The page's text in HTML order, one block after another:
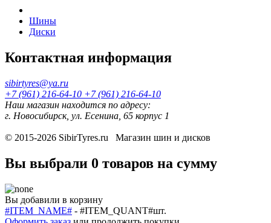
Шины
Диски
Контактная информация
sibirtyres@ya.ru
+7 (961) 216-64-10 +7 (961) 216-64-10
Наш магазин находится по адресу:
г. Новосибирск, ул. Есенина, 65 корпус 1
© 2015-2026 SibirTyres.ru Магазин шин и дисков
Вы выбрали 0 товаров на сумму
Вы добавили в корзину
#ITEM_NAME# - #ITEM_QUANT#шт.